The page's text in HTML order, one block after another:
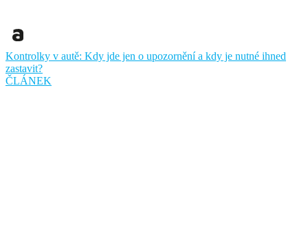
Kontrolky v autě: Kdy jde jen o upozornění a kdy je nutné ihned
zastavit?
ČLÁNEK